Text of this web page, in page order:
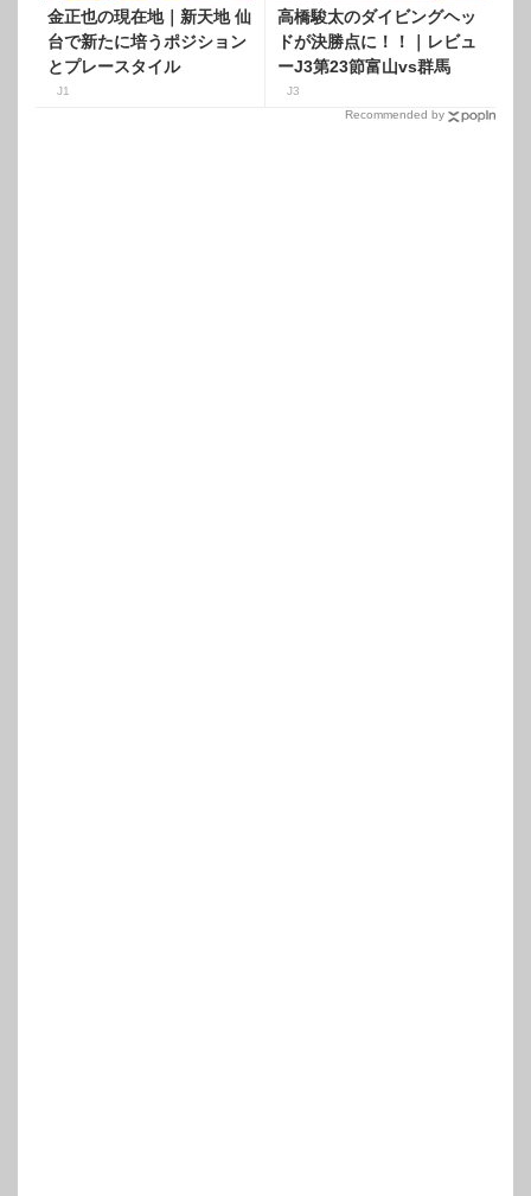
金正也の現在地｜新天地 仙
台で新たに培うポジション
とプレースタイル
J1
高橋駿太のダイビングヘッ
ドが決勝点に！！｜レビュ
ーJ3第23節富山vs群馬
J3
Recommended by